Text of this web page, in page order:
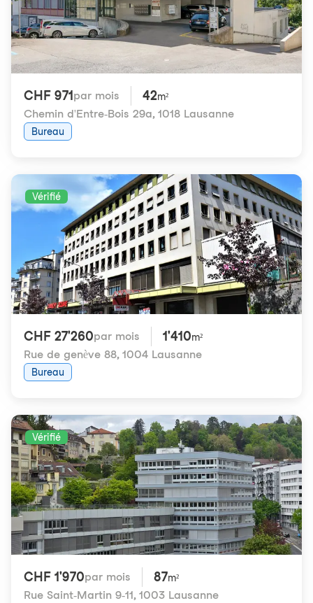
CHF 971 par mois 42m²
Chemin d'Entre-Bois 29a, 1018 Lausanne
Bureau
Vérifié
CHF 27'260par mois 1'410m²
Rue de genève 88, 1004 Lausanne
Bureau
Vérifié
CHF 1'970par mois 87m²
Rue Saint-Martin 9-11, 1003 Lausanne